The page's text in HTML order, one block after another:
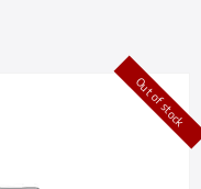
Out of stock